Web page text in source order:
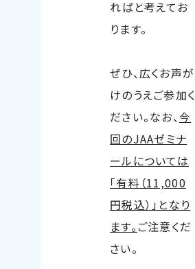
ればと考えてお
ります。
ぜひ、広くお声が
けのうえご参加く
ださい。なお、今
回のJAAゼミナ
ールについては
「有料（11,000
円税込）」となり
ます。ご注意くだ
さい。